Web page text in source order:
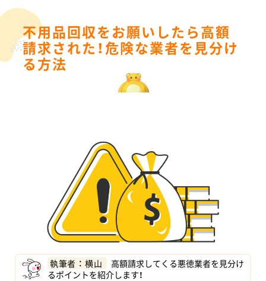
不用品回収をお願いしたら高額
請求された！危険な業者を見分け
る方法
執筆者 ： 横山
高額請求してくる悪徳業者を見分け
るポイントを紹介します！